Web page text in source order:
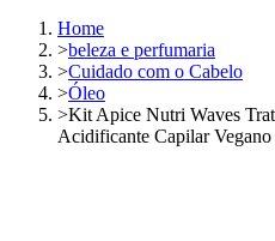
Home
>beleza e perfumaria
>Cuidado com o Cabelo
>Óleo
>Kit Apice Nutri Waves
Acidificante Capilar